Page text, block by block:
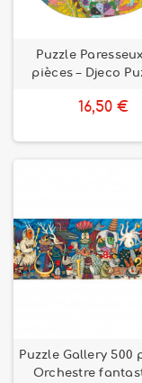
Puzzle
pièces – Djeco
16,50 €
Puzzle Gallery 500
Orchestre